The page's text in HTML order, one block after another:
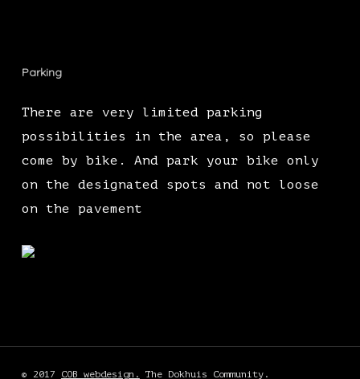
Parking
There are very limited parking
possibilities in the area, so please
come by bike. And park your bike only
on the designated spots and not loose
on the pavement
© 2017 COB webdesign. The Dokhuis Community.